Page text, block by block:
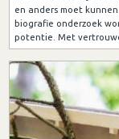
en anders moet
biografie onderzoek
potentie. Met